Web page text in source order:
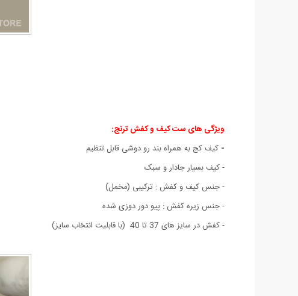
ویژگی های ست کیف و کفش ترنج:
- کیف کج به همراه بند رو دوشی قابل تنظیم
- کيف بسيار جادار و سبک
- جنس کیف و کفش : ترکیبی (مخمل)
- جنس زیره کفش : پیو دور دوزی شده
- کفش در سایز های 37 تا 40 (با قابليت انتخاب سايز)